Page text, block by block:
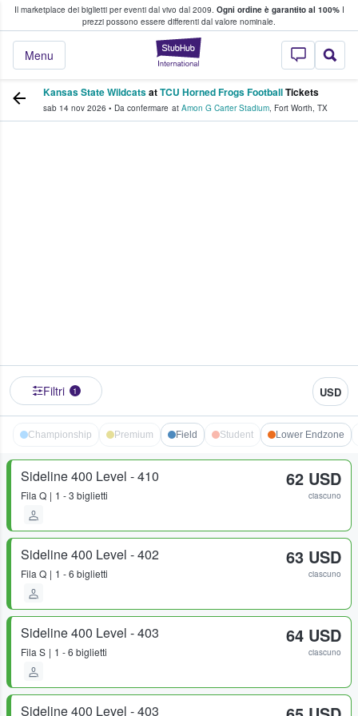
Il marketplace dei biglietti per eventi dal vivo dal 2009. Ogni ordine è garantito al 100%I
prezzi possono essere differenti dal valore nominale.
StubHub - Dove
Menu
fan comprano e vendono biglietti
Kansas State WildcatsatTCU Horned Frogs FootballTickets
sab 14 nov 2026 • Da confermare at Amon G Carter Stadium, Fort Worth, TX
Filtri 1 USD
Championship Premium Field Student Lower Endzone
Sideline 400 Level - 410
Fila Q 1 - 3 biglietti
62 USD
ciascuno
Sideline 400 Level - 402
Fila Q 1 - 6 biglietti
63 USD
ciascuno
Sideline 400 Level - 403
Fila S 1 - 6 biglietti
64 USD
ciascuno
Sideline 400 Level - 403